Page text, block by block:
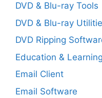
DVD & Blu-ray Tools
DVD & Blu-ray
DVD Ripping
Education &
Email Client
Email Software